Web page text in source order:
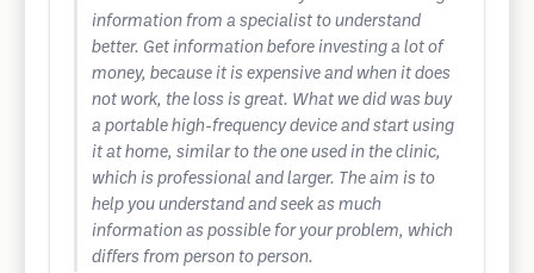
information from a specialist to understand
better. Get information before investing a lot of
money, because it is expensive and when it does
not work, the loss is great. What we did was buy
a portable high-frequency device and start using
it at home, similar to the one used in the clinic,
which is professional and larger. The aim is to
help you understand and seek as much
information as possible for your problem, which
differs from person to person.